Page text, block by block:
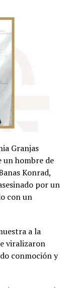
Granjas
un hombre de
Konrad,
por un
con un
a la
viralizaron
conmoción y